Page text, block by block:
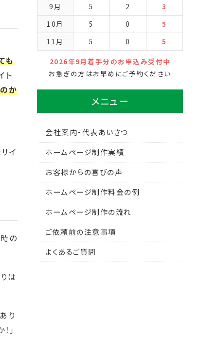
も
ト
か
イ
の
は
り
」
9月 5 2
3
10月
5 0
5
11月
5 0 5
2026年9月着手分のお申込み受付中
お急ぎの方はお早めにご予約ください
メニュー
会社案内・代表あいさつ
ホームページ制作実績
お客様からの喜びの声
ホームページ制作料金の例
ホームページ制作の流れ
ご依頼前の注意事項
よくあるご質問